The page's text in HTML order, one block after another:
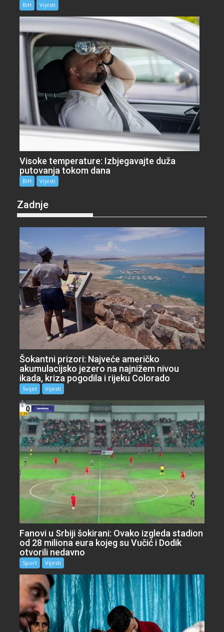
BiH Vijesti
Visoke temperature: Izbjegavajte duža
putovanja tokom dana
BiH Vijesti
Zadnje
Šokantni prizori: Najveće američko
akumulacijsko jezero na najnižem nivou
ikada, kriza pogodila i rijeku Colorado
Svijet Vijesti
Fanovi u Srbiji šokirani: Ovako izgleda stadion
od 28 miliona eura kojeg su Vučić i Dodik
otvorili nedavno
Sport Vijesti